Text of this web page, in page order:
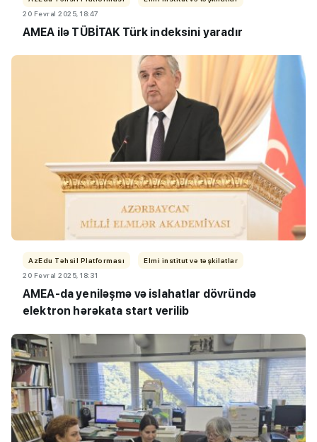
20 Fevral 2025, 18:47
AMEA ilə TÜBİTAK Türk indeksini yaradır
AzEdu Təhsil Platforması
Elmi institut və təşkilatlar
20 Fevral 2025, 18:31
AMEA-da yeniləşmə və islahatlar dövründə
elektron hərəkata start verilib